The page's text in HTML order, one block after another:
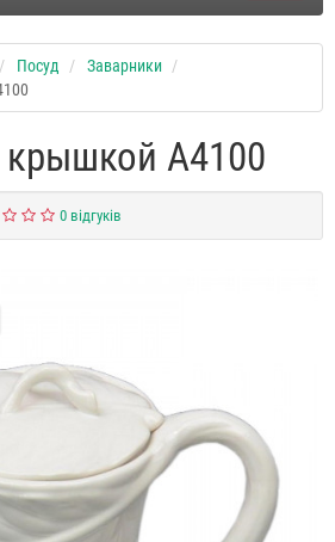
Посуд
Заварники
A4100
0 відгуків